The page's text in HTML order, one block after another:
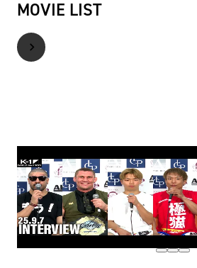
MOVIE LIST